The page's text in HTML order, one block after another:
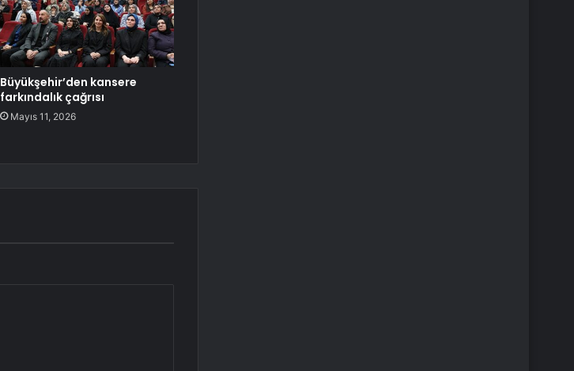
Büyükşehir’den kansere
farkındalık çağrısı
Mayıs 11, 2026